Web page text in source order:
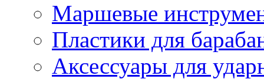
Маршевые
Пластики для
Аксессуары для